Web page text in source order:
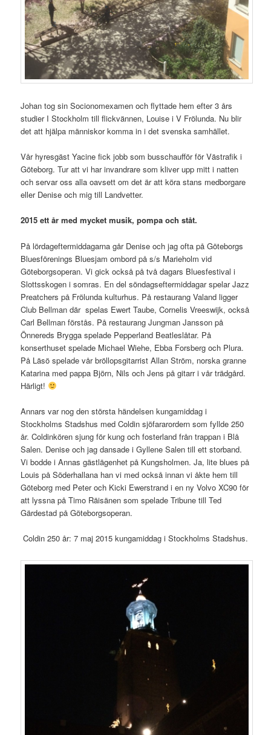
Johan tog sin Socionomexamen och flyttade hem efter 3 års
studier I Stockholm till flickvännen, Louise i V Frölunda. Nu blir
det att hjälpa människor komma in i det svenska samhället.
Vår hyresgäst Yacine fick jobb som busschaufför för Västrafik i
Göteborg. Tur att vi har invandrare som kliver upp mitt i natten
och servar oss alla oavsett om det är att köra stans medborgare
eller Denise och mig till Landvetter.
2015 ett år med mycket musik, pompa och ståt.
På lördageftermiddagarna går Denise och jag ofta på Göteborgs
Bluesförenings Bluesjam ombord på s/s Marieholm vid
Göteborgsoperan. Vi gick också på två dagars Bluesfestival i
Slottsskogen i somras. En del söndagseftermiddagar spelar Jazz
Preatchers på Frölunda kulturhus. På restaurang Valand ligger
Club Bellman där spelas Ewert Taube, Cornelis Vreeswijk, också
Carl Bellman förstås. På restaurang Jungman Jansson på
Önnereds Brygga spelade Pepperland Beatleslåtar. På
konserthuset spelade Michael Wiehe, Ebba Forsberg och Plura.
På Läsö spelade vår bröllopsgitarrist Allan Ström, norska granne
Katarina med pappa Björn, Nils och Jens på gitarr i vår trädgård.
Härligt!
Annars var nog den största händelsen kungamiddag i
Stockholms Stadshus med Coldin sjöfararordern som fyllde 250
år. Coldinkören sjung för kung och fosterland från trappan i Blå
Salen. Denise och jag dansade i Gyllene Salen till ett storband.
Vi bodde i Annas gästlägenhet på Kungsholmen. Ja, lite blues på
Louis på Söderhallana han vi med också innan vi åkte hem till
Göteborg med Peter och Kicki Ewerstrand i en ny Volvo XC90 för
att lyssna på Timo Räisänen som spelade Tribune till Ted
Gärdestad på Göteborgsoperan.
Coldin 250 år: 7 maj 2015 kungamiddag i Stockholms Stadshus.